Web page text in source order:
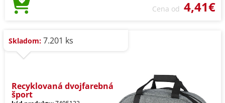
Cena od 4,41€
Skladom: 7.201 ks
Recyklovaná dvojfarebná
šport